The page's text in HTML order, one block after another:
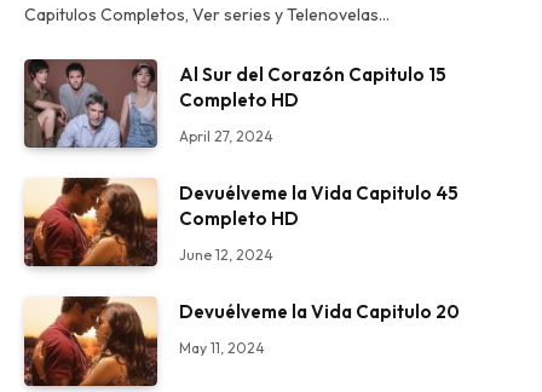
Capitulos Completos, Ver series y Telenovelas…
Al Sur del Corazón Capitulo 15
Completo HD
April 27, 2024
Devuélveme la Vida Capitulo 45
Completo HD
June 12, 2024
Devuélveme la Vida Capitulo 20
May 11, 2024